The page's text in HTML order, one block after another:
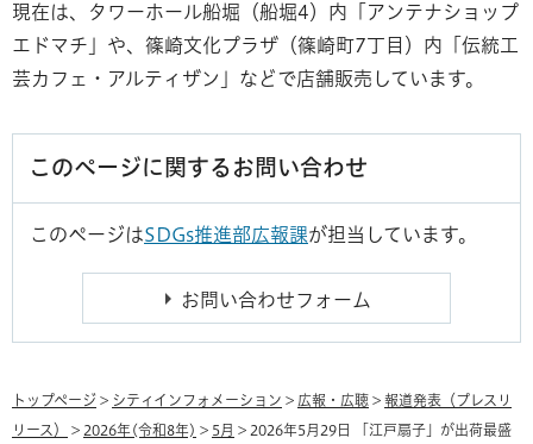
現在は、タワーホール船堀（船堀4）内「アンテナショップ
エドマチ」や、篠崎文化プラザ（篠崎町7丁目）内「伝統工
芸カフェ・アルティザン」などで店舗販売しています。
このページに関するお問い合わせ
このページはSDGs推進部広報課が担当しています。
トップページ > シティインフォメーション > 広報・広聴 > 報道発表（プレスリ
リース） > 2026年(令和8年) > 5月 > 2026年5月29日 「江戸扇子」が出荷最盛